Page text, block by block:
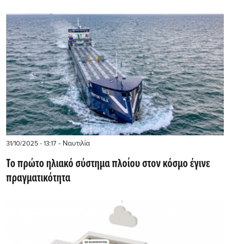
31/10/2025 - 13:17 - Ναυτιλία
Το πρώτο ηλιακό σύστημα πλοίου στον κόσμο έγινε
πραγματικότητα